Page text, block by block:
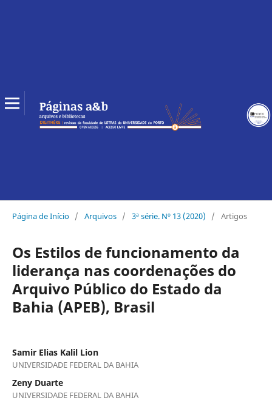
Página de Início / Arquivos / 3ª série. Nº 13 (2020) / Artigos
Os Estilos de funcionamento da
liderança nas coordenações do
Arquivo Público do Estado da
Bahia (APEB), Brasil
Samir Elias Kalil Lion
UNIVERSIDADE FEDERAL DA BAHIA
Zeny Duarte
UNIVERSIDADE FEDERAL DA BAHIA